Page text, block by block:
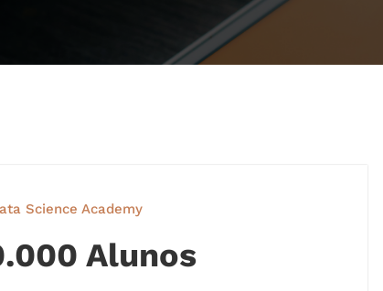
Science Academy
Alunos